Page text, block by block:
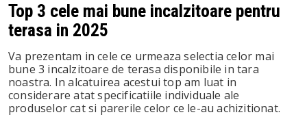
Top 3 cele mai bune incalzitoare pentru
terasa in 2025
Va prezentam in cele ce urmeaza selectia celor mai
bune 3 incalzitoare de terasa disponibile in tara
noastra. In alcatuirea acestui top am luat in
considerare atat specificatiile individuale ale
produselor cat si parerile celor ce le-au achizitionat.